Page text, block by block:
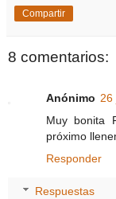
Compartir
8 comentarios:
Anónimo 26
Muy bonita
próximo
Responder
Respuestas